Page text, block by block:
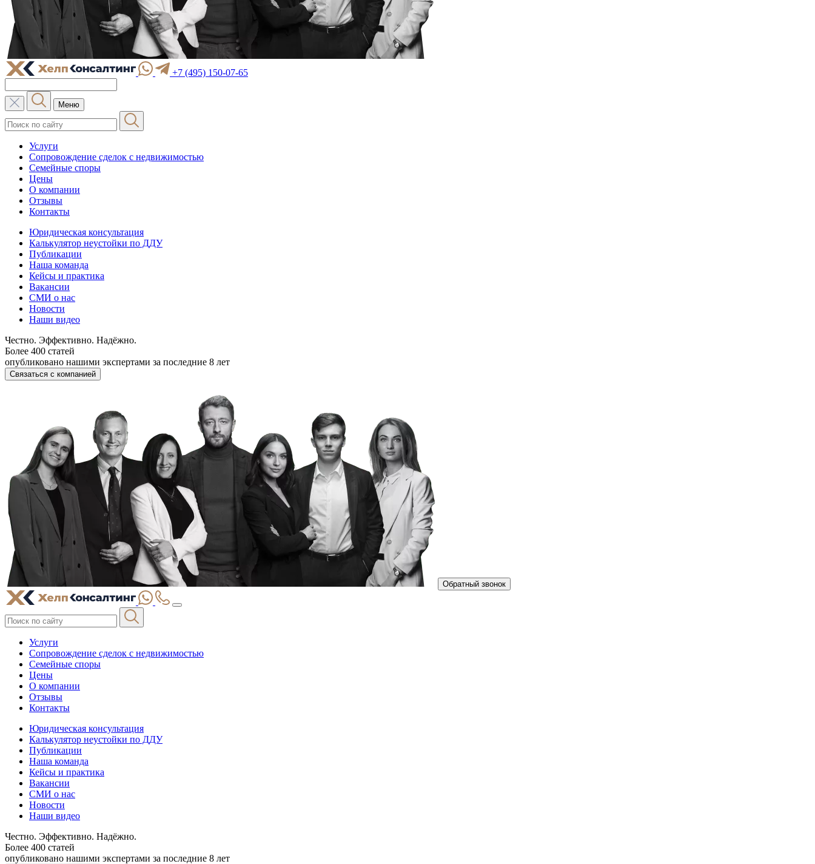
+7 (495) 150-07-65
Меню
Услуги
Сопровождение сделок с недвижимостью
Семейные споры
Цены
О компании
Отзывы
Контакты
Юридическая консультация
Калькулятор неустойки по ДДУ
Публикации
Наша команда
Кейсы и практика
Вакансии
СМИ о нас
Новости
Наши видео
Честно. Эффективно. Надёжно.
Более 400 статей
опубликовано нашими экспертами за последние 8 лет
Связаться с компанией
Обратный звонок
Услуги
Сопровождение сделок с недвижимостью
Семейные споры
Цены
О компании
Отзывы
Контакты
Юридическая консультация
Калькулятор неустойки по ДДУ
Публикации
Наша команда
Кейсы и практика
Вакансии
СМИ о нас
Новости
Наши видео
Честно. Эффективно. Надёжно.
Более 400 статей
опубликовано нашими экспертами за последние 8 лет